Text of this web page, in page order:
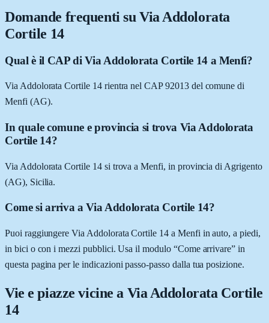
Domande frequenti su Via Addolorata
Cortile 14
Qual è il CAP di Via Addolorata Cortile 14 a Menfi?
Via Addolorata Cortile 14 rientra nel CAP 92013 del comune di
Menfi (AG).
In quale comune e provincia si trova Via Addolorata
Cortile 14?
Via Addolorata Cortile 14 si trova a Menfi, in provincia di Agrigento
(AG), Sicilia.
Come si arriva a Via Addolorata Cortile 14?
Puoi raggiungere Via Addolorata Cortile 14 a Menfi in auto, a piedi,
in bici o con i mezzi pubblici. Usa il modulo “Come arrivare” in
questa pagina per le indicazioni passo-passo dalla tua posizione.
Vie e piazze vicine a Via Addolorata Cortile
14